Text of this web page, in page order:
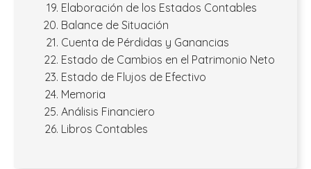
Elaboración de los Estados Contables
Balance de Situación
Cuenta de Pérdidas y Ganancias
Estado de Cambios en el Patrimonio Neto
Estado de Flujos de Efectivo
Memoria
Análisis Financiero
Libros Contables